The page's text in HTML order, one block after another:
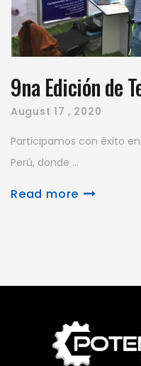
9na Edición de
August 17 , 2020
Participamos con éxito
Perú, donde ...
Read more